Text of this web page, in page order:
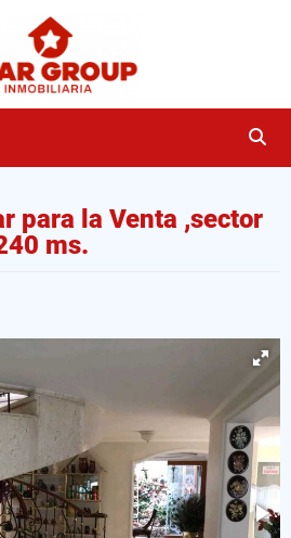
para la Venta ,sector
ms.